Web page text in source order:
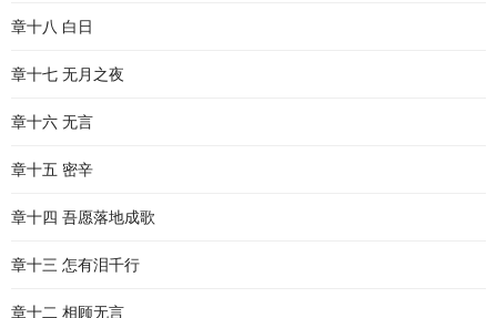
章十八 白日
章十七 无月之夜
章十六 无言
章十五 密辛
章十四 吾愿落地成歌
章十三 怎有泪千行
章十二 相顾无言